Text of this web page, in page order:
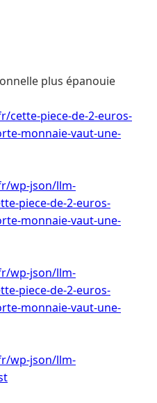
plus épanouie
cette-piece-de-2-euros-
monnaie-vaut-une-
wp-json/llm-
piece-de-2-euros-
monnaie-vaut-une-
wp-json/llm-
piece-de-2-euros-
monnaie-vaut-une-
wp-json/llm-